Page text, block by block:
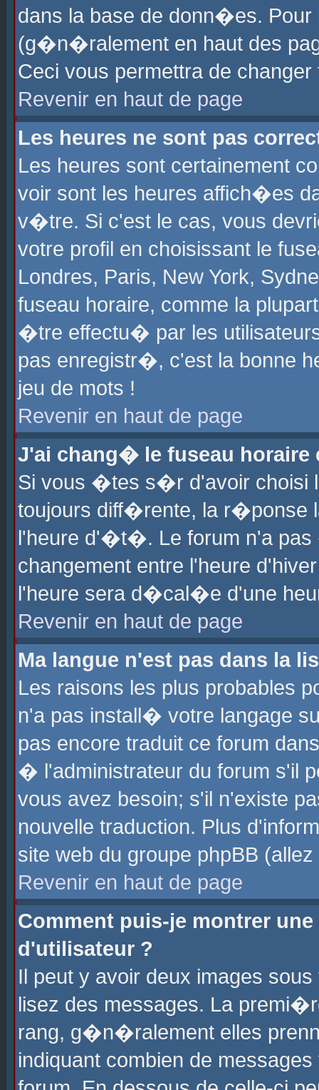
dans la base de donn�es.
(g�n�ralement en haut des
Ceci vous permettra de
Revenir en haut de page
Les heures ne sont pas
Les heures sont certainement
voir sont les heures affich�es
v�tre. Si c'est le cas, vous
votre profil en choisissant le
Londres, Paris, New York,
fuseau horaire, comme la
�tre effectu� par les
pas enregistr�, c'est la bonne
jeu de mots !
Revenir en haut de page
J'ai chang� le fuseau horaire
Si vous �tes s�r d'avoir choisi
toujours diff�rente, la r�ponse
l'heure d'�t�. Le forum n'a
changement entre l'heure
l'heure sera d�cal�e d'une
Revenir en haut de page
Ma langue n'est pas dans la
Les raisons les plus probables
n'a pas install� votre langage
pas encore traduit ce forum
� l'administrateur du forum s'il
vous avez besoin; s'il n'existe
nouvelle traduction. Plus
site web du groupe phpBB
Revenir en haut de page
Comment puis-je montrer
d'utilisateur ?
Il peut y avoir deux images
lisez des messages. La
rang, g�n�ralement elles
indiquant combien de